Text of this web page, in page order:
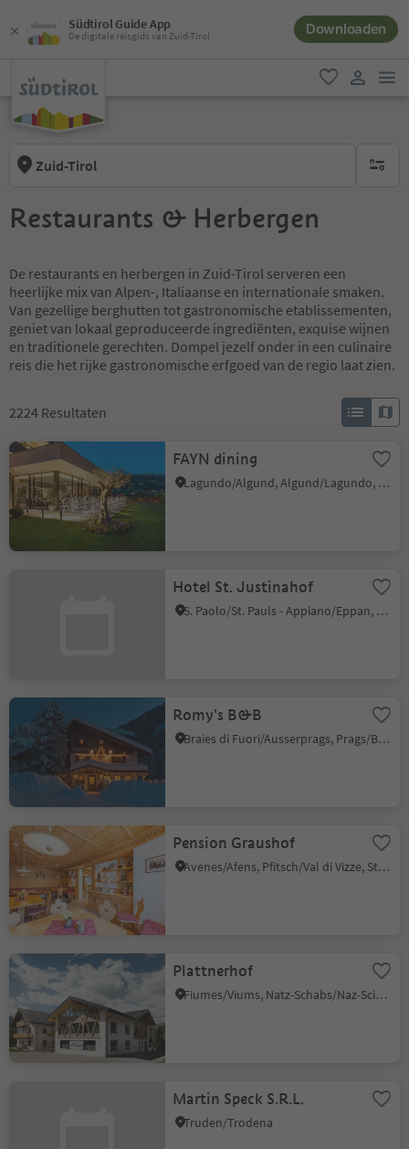
Südtirol Guide App
De digitale reisgids van Zuid-Tirol Downloaden
favoriet
Zuid-Tirol geen
Restaurants & Herbergen
De restaurants en herbergen in Zuid-Tirol serveren een
heerlijke mix van Alpen-, Italiaanse en internationale smaken.
Van gezellige berghutten tot gastronomische etablissementen,
geniet van lokaal geproduceerde ingrediënten, exquise wijnen
en traditionele gerechten. Dompel jezelf onder in een culinaire
reis die het rijke gastronomische erfgoed van de regio laat zien.
2224 Resultaten
FAYN dining
Lagundo/Algund, Algund/Lagundo, Meran/Merano and environs
Hotel St. Justinahof
S. Paolo/St. Pauls - Appiano/Eppan, Eppan an der Weinstaße/Appiano sulla Strada del Vino, Alto Adige Wine Road
Romy's B&B
Braies di Fuori/Ausserprags, Prags/Braies, Dolomites Region 3 Zinnen
Pension Graushof
Avenes/Afens, Pfitsch/Val di Vizze, Sterzing/Vipiteno and environs
Plattnerhof
Fiumes/Viums, Natz-Schabs/Naz-Sciaves, Brixen/Bressanone and environs
Martin Speck S.R.L.
Truden/Trodena